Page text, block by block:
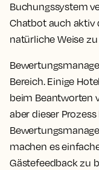
Buchungssystem
Chatbot auch aktiv
natürliche Weise
Bereich. Einige
beim Beantworten
aber dieser
machen es
Gästefeedback zu